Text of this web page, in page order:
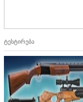
ტესტირება